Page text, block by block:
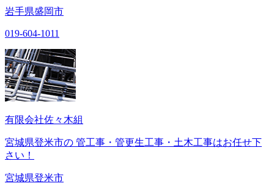
岩手県盛岡市
019-604-1011
有限会社佐々木組
宮城県登米市の 管工事・管更生工事・土木工事はお任せ下
さい！
宮城県登米市